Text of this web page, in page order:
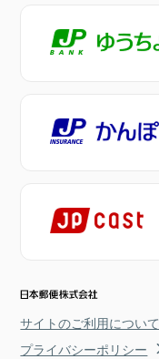
サイトのご利用について
プライバシーポリシー